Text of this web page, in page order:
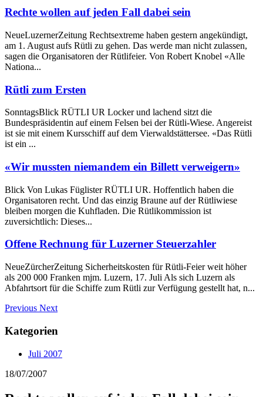
Rechte wollen auf jeden Fall dabei sein
NeueLuzernerZeitung Rechtsextreme haben gestern angekündigt,
am 1. August aufs Rütli zu gehen. Das werde man nicht zulassen,
sagen die Organisatoren der Rütlifeier. Von Robert Knobel «Alle
Nationa...
Rütli zum Ersten
SonntagsBlick RÜTLI UR Locker und lachend sitzt die
Bundespräsidentin auf einem Felsen bei der Rütli-Wiese. Angereist
ist sie mit einem Kursschiff auf dem Vierwaldstättersee. «Das Rütli
ist ein ...
«Wir mussten niemandem ein Billett verweigern»
Blick Von Lukas Füglister RÜTLI UR. Hoffentlich haben die
Organisatoren recht. Und das einzig Braune auf der Rütliwiese
bleiben morgen die Kuhfladen. Die Rütlikommission ist
zuversichtlich: Dieses...
Offene Rechnung für Luzerner Steuerzahler
NeueZürcherZeitung Sicherheitskosten für Rütli-Feier weit höher
als 200 000 Franken mjm. Luzern, 17. Juli Als sich Luzern als
Abfahrtsort für die Schiffe zum Rütli zur Verfügung gestellt hat, n...
Previous Next
Kategorien
Juli 2007
18/07/2007